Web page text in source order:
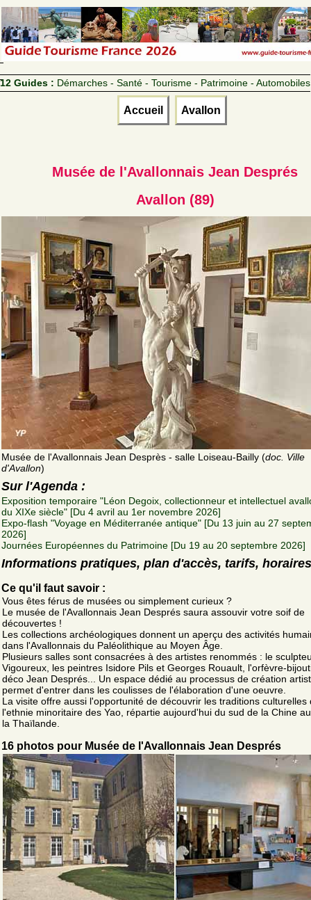
12 Guides : Démarches - Santé - Tourisme - Patrimoine - Automobiles
Accueil Avallon
Musée de l'Avallonnais Jean Després
Avallon (89)
Musée de l'Avallonnais Jean Desprès - salle Loiseau-Bailly (doc. Ville
d'Avallon)
Sur l'Agenda :
Exposition temporaire "Léon Degoix, collectionneur et intellectuel
du XIXe siècle" [Du 4 avril au 1er novembre 2026]
Expo-flash "Voyage en Méditerranée antique" [Du 13 juin au 27
2026]
Journées Européennes du Patrimoine [Du 19 au 20 septembre 2026]
Informations pratiques, plan d'accès, tarifs, horaires
Ce qu'il faut savoir :
Vous êtes férus de musées ou simplement curieux ?
Le musée de l'Avallonnais Jean Després saura assouvir votre soif de
découvertes !
Les collections archéologiques donnent un aperçu des activités
dans l'Avallonnais du Paléolithique au Moyen Âge.
Plusieurs salles sont consacrées à des artistes renommés : le
Vigoureux, les peintres Isidore Pils et Georges Rouault, l'orfèvre-
déco Jean Després... Un espace dédié au processus de création
permet d'entrer dans les coulisses de l'élaboration d'une oeuvre.
La visite offre aussi l'opportunité de découvrir les traditions culturelles
l'ethnie minoritaire des Yao, répartie aujourd'hui du sud de la Chine
la Thaïlande.
16 photos pour Musée de l'Avallonnais Jean Després